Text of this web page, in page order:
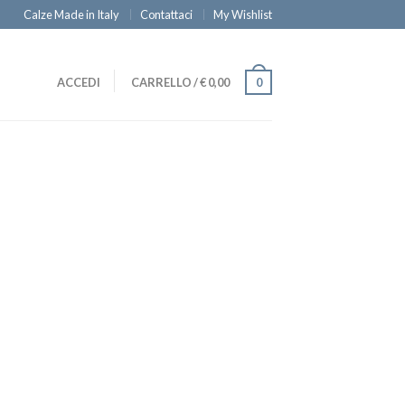
Calze Made in Italy Contattaci My Wishlist
ACCEDI CARRELLO/€0,00 0